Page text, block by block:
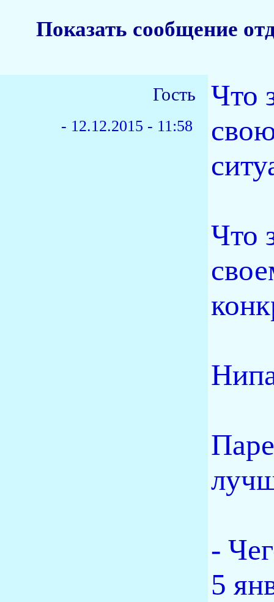
Показать сообщение
Гость
- 12.12.2015 - 11:58
Что
Что
-
5